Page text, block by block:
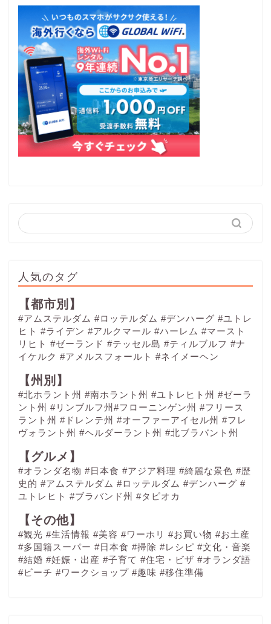
人気のタグ
【都市別】
#アムステルダム #ロッテルダム #デンハーグ #ユトレ
ヒト #ライデン #アルクマール #ハーレム #マースト
リヒト #ゼーランド #テッセル島 #ティルブルフ #ナ
イケルク #アメルスフォールト #ネイメーヘン
【州別】
#北ホラント州 #南ホラント州 #ユトレヒト州 #ゼーラ
ント州 #リンブルフ州#フローニンゲン州 #フリース
ラント州 #ドレンテ州 #オーファーアイセル州 #フレ
ヴォラント州 #ヘルダーラント州 #北ブラバント州
【グルメ】
#オランダ名物 #日本食 #アジア料理 #綺麗な景色 #歴
史的 #アムステルダム #ロッテルダム #デンハーグ #
ユトレヒト #ブラバンド州 #タピオカ
【その他】
#観光 #生活情報 #美容 #ワーホリ #お買い物 #お土産
#多国籍スーパー #日本食 #掃除 #レシピ #文化・音楽
#結婚 #妊娠・出産 #子育て #住宅・ビザ #オランダ語
#ビーチ #ワークショップ #趣味 #移住準備